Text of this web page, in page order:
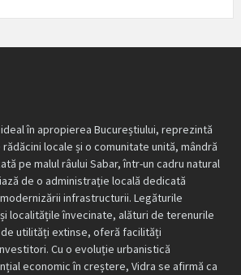
în apropierea Bucureștiului, reprezintă
locale și o comunitate unită, mândră
pe malul râului Sabar, într-un cadru natural
de o administrație locală dedicată
infrastructurii. Legăturile
localitățile învecinate, alături de terenurile
utilități extinse, oferă facilități
Cu o evoluție urbanistică
economic în creștere, Vidra se afirmă ca